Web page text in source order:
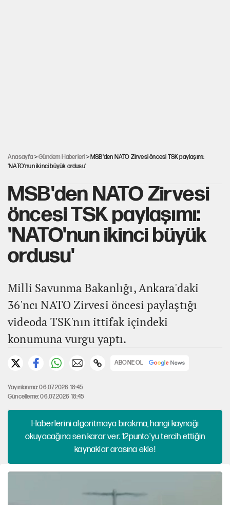
Anasayfa >Gündem Haberleri > MSB'den NATO Zirvesi öncesi TSK paylaşımı:
'NATO'nun ikinci büyük ordusu'
MSB'den NATO Zirvesi
öncesi TSK paylaşımı:
'NATO'nun ikinci büyük
ordusu'
Milli Savunma Bakanlığı, Ankara'daki
36'ncı NATO Zirvesi öncesi paylaştığı
videoda TSK'nın ittifak içindeki
konumuna vurgu yaptı.
ABONE OL
Yayınlanma: 06.07.2026 18:45
Güncelleme: 06.07.2026 18:45
Haberlerini algoritmaya bırakma, hangi kaynağı
okuyacağına sen karar ver. 12punto'yu tercih ettiğin
kaynaklar arasına ekle!